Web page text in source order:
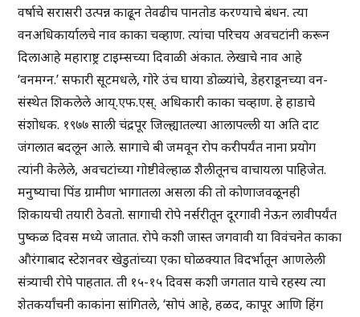
वर्षाचे सरासरी उत्पन्न काढून तेवढीच पानतोड करण्याचे बंधन. त्या
वनअधिकार्यालचे नाव काका चव्हाण. त्यांचा परिचय अवचटांनी करून
दिलाआहे महाराष्ट्र टाइम्सच्या दिवाळी अंकात. लेखाचे नाव आहे
‘वनमग्न.’ सफारी सूटमधले, गोरे उंच घाया डोळ्यांचे, डेहराडूनच्या वन-
संस्थेत शिकलेले आय्.एफ.एस्. अधिकारी काका चव्हाण. हे हाडाचे
संशोधक. १९७७ साली चंद्रपूर जिल्ह्यातल्या आलापल्ली या अति दाट
जंगलात बदलून आले. सागाचे बी जमवून रोप करीपर्यंत नाना प्रयोग
त्यांनी केलेले, अवचटांच्या गोष्टीवेल्हाळ शैलीतूनच वाचायला पाहिजेत.
मनुष्याचा पिंड ग्रामीण भागातला असला की तो कोणाजवळूनही
शिकायची तयारी ठेवतो. सागाची रोपे नर्सरीतून दूरगावी नेऊन लावीपर्यंत
पुष्कळ दिवस मध्ये जातात. रोपे कशी जास्त जगवावी या विवंचनेत काका
औरंगाबाद स्टेशनवर खेडुतांच्या एका घोळक्यात विदर्भातून आणलेली
संत्र्याची रोपे पाहतात. ती १५-१५ दिवस कशी जगतात याचे रहस्य त्या
शेतकर्यांचनी काकांना सांगितले, ‘सोपं आहे, हळद, कापूर आणि हिंग